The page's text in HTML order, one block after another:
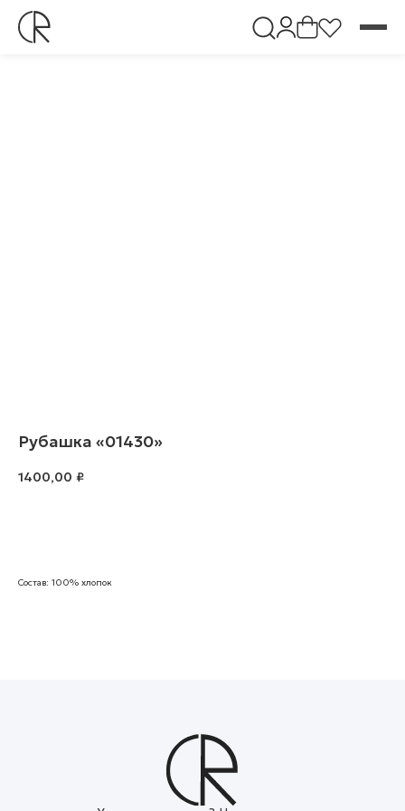
Рубашка «01430»
1400,00 ₽
Состав: 100% хлопок